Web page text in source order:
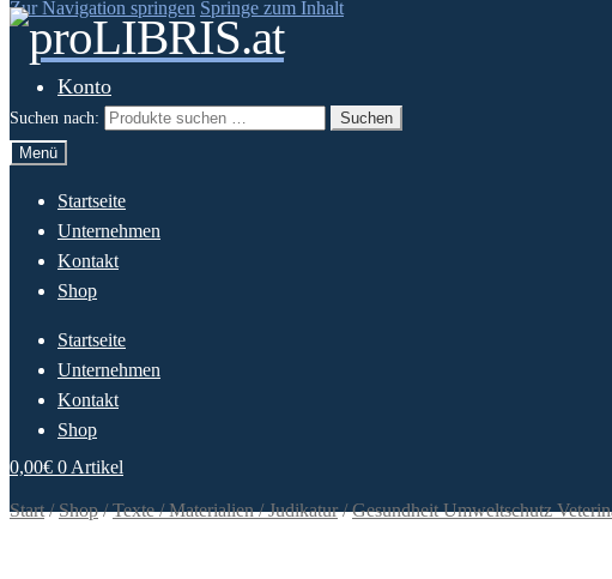
Zur Navigation springen Springe zum Inhalt
Konto
Suchen nach:
Suchen
Menü
Startseite
Unternehmen
Kontakt
Shop
Startseite
Unternehmen
Kontakt
Shop
0,00€ 0 Artikel
Start/Shop/Texte / Materialien / Judikatur/Gesundheit Umweltschutz